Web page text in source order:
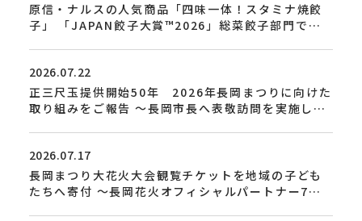
原信・ナルスの人気商品「四味一体！スタミナ焼餃
子」 「JAPAN餃子大賞™2026」総菜餃子部門で金
2026.07.22
正三尺玉提供開始50年 2026年長岡まつりに向けた
取り組みをご報告 ～長岡市長へ表敬訪問を実施しま
2026.07.17
長岡まつり大花火大会観覧チケットを地域の子ども
たちへ寄付 ～長岡花火オフィシャルパートナー7社